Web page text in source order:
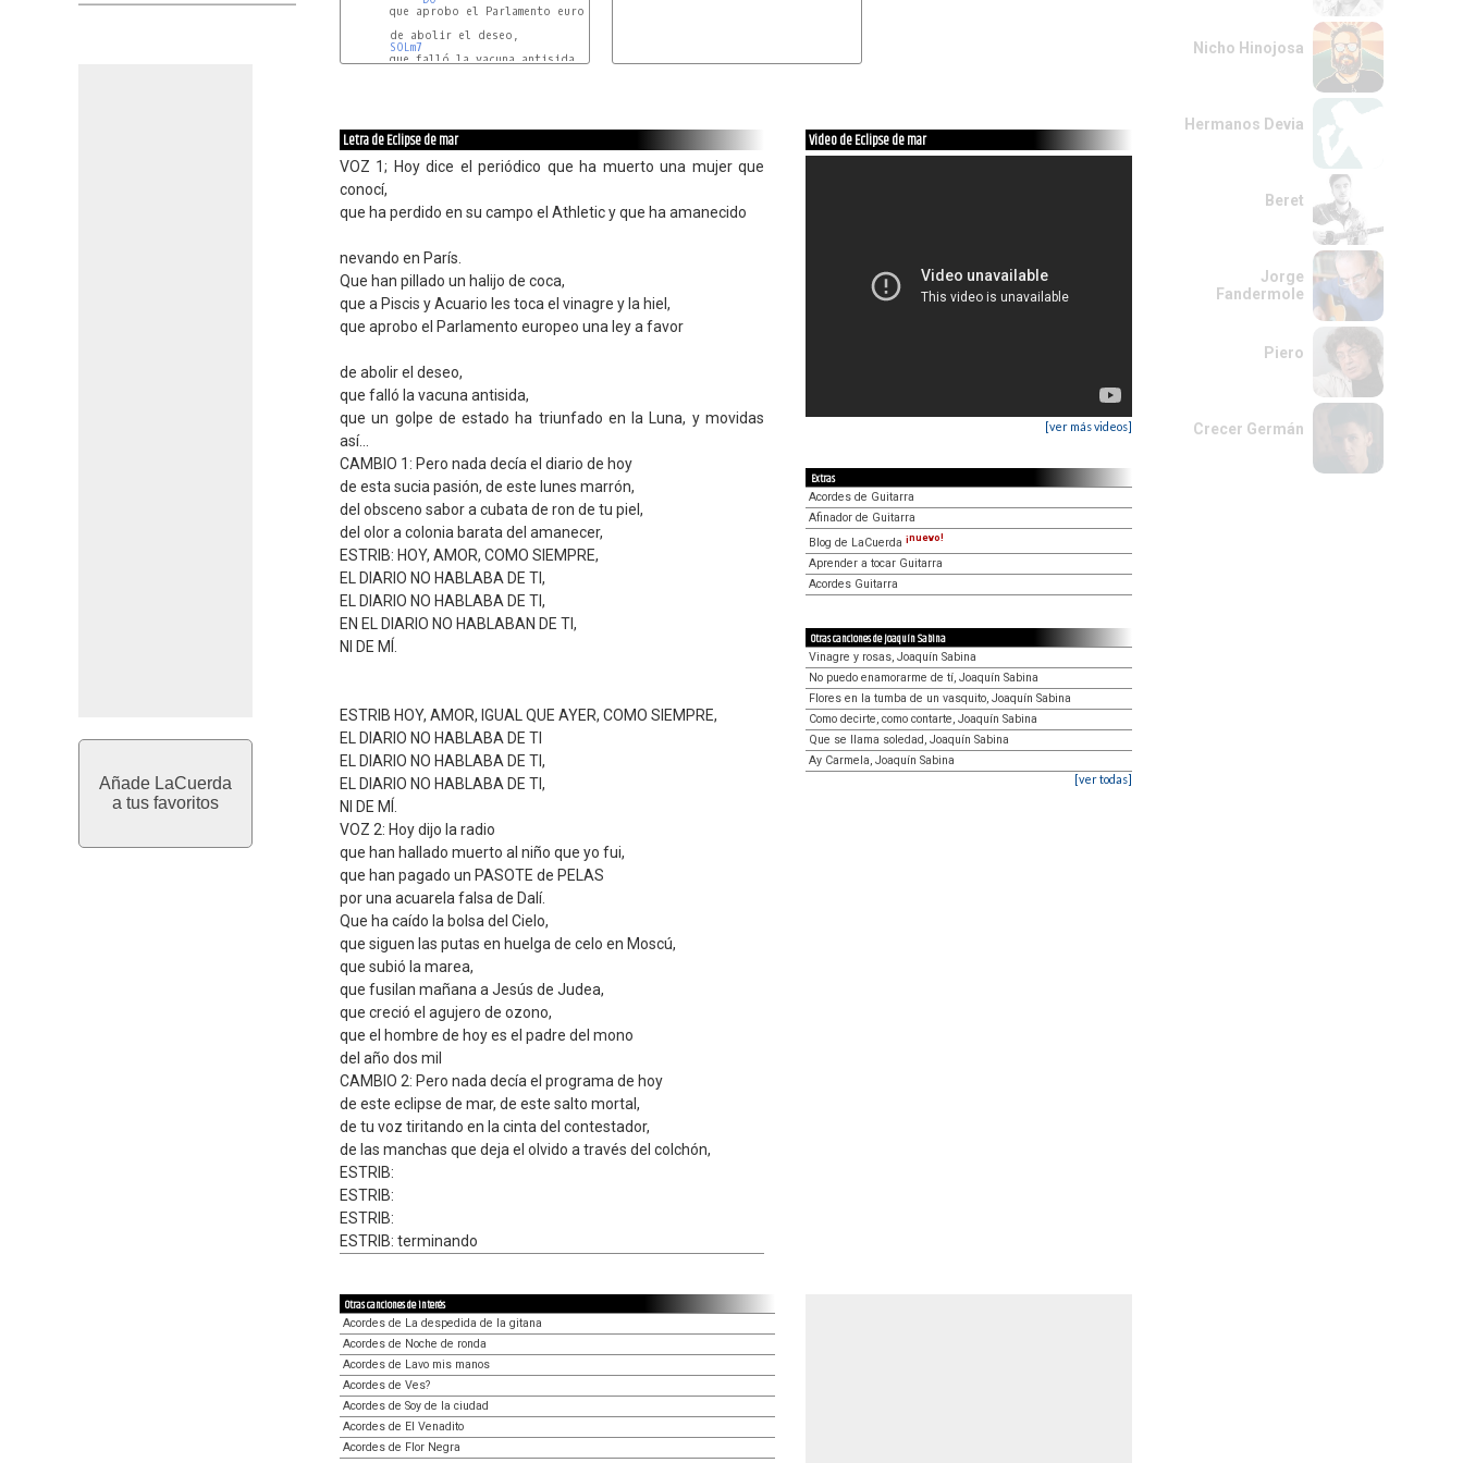
Añade LaCuerda
a tus favoritos
       que aprobo el Parlamento europeo  una ley a favor
       de abolir el deseo,
SOLm7
       que falló la vacuna antisida,
Letra de Eclipse de mar
VOZ 1; Hoy dice el periódico que ha muerto una mujer que
conocí,
que ha perdido en su campo el Athletic y que ha amanecido
nevando en París.
Que han pillado un halijo de coca,
que a Piscis y Acuario les toca el vinagre y la hiel,
que aprobo el Parlamento europeo una ley a favor
de abolir el deseo,
que falló la vacuna antisida,
que un golpe de estado ha triunfado en la Luna, y movidas
así...
CAMBIO 1: Pero nada decía el diario de hoy
de esta sucia pasión, de este lunes marrón,
del obsceno sabor a cubata de ron de tu piel,
del olor a colonia barata del amanecer,
ESTRIB: HOY, AMOR, COMO SIEMPRE,
EL DIARIO NO HABLABA DE TI,
EL DIARIO NO HABLABA DE TI,
EN EL DIARIO NO HABLABAN DE TI,
NI DE MÍ.
ESTRIB HOY, AMOR, IGUAL QUE AYER, COMO SIEMPRE,
EL DIARIO NO HABLABA DE TI
EL DIARIO NO HABLABA DE TI,
EL DIARIO NO HABLABA DE TI,
NI DE MÍ.
VOZ 2: Hoy dijo la radio
que han hallado muerto al niño que yo fui,
que han pagado un PASOTE de PELAS
por una acuarela falsa de Dalí.
Que ha caído la bolsa del Cielo,
que siguen las putas en huelga de celo en Moscú,
que subió la marea,
que fusilan mañana a Jesús de Judea,
que creció el agujero de ozono,
que el hombre de hoy es el padre del mono
del año dos mil
CAMBIO 2: Pero nada decía el programa de hoy
de este eclipse de mar, de este salto mortal,
de tu voz tiritando en la cinta del contestador,
de las manchas que deja el olvido a través del colchón,
ESTRIB:
ESTRIB:
ESTRIB:
ESTRIB: terminando
Video de Eclipse de mar
[ver más videos]
Extras
Acordes de Guitarra
Afinador de Guitarra
Blog de LaCuerda ¡nuevo!
Aprender a tocar Guitarra
Acordes Guitarra
Otras canciones de Joaquín Sabina
Vinagre y rosas, Joaquín Sabina
No puedo enamorarme de tí, Joaquín Sabina
Flores en la tumba de un vasquito, Joaquín Sabina
Como decirte, como contarte, Joaquín Sabina
Que se llama soledad, Joaquín Sabina
Ay Carmela, Joaquín Sabina
[ver todas]
Otras canciones de interés
Acordes de La despedida de la gitana
Acordes de Noche de ronda
Acordes de Lavo mis manos
Acordes de Ves?
Acordes de Soy de la ciudad
Acordes de El Venadito
Acordes de Flor Negra
Nicho Hinojosa
Hermanos Devia
Beret
Jorge
Fandermole
Piero
Crecer Germán